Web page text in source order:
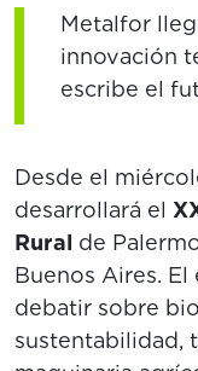
Metalfor
innovación
escribe el
Desde el
desarrollará el
Rural de
Buenos Aires.
debatir sobre
sustentabilidad,